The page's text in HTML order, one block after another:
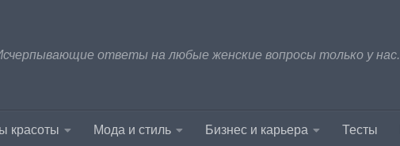
ответы на любые женские вопросы только у нас.
красоты Мода и стиль Бизнес и карьера Тесты